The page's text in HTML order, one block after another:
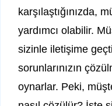
karşılaştığınızda,
yardımcı olabilir.
sizinle iletişime
sorunlarınızın
oynarlar. Peki,